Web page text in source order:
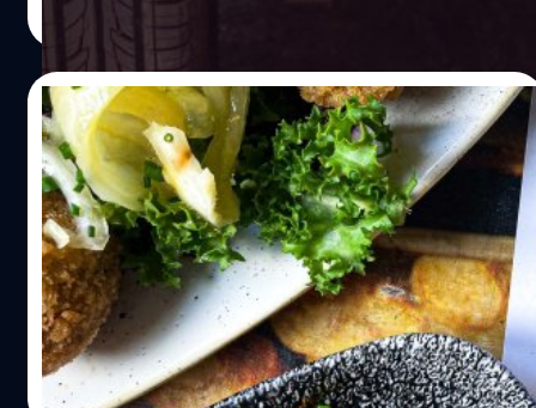
12/12/2022
ร้านอาหารในอังกฤษประกาศแสดงปริมาณ
ก๊าซเรือนกระจกในเมนูอาหาร
The Canteen ร้านอาหารมังสวิรัติเป็นแห่งแรกในประเทศ
อังกฤษ ที่เพิ่มปริมาณ Carbon Footprint หรือจำนวนก๊าซเรือน
กระจกในเมนูอาหารของร้าน
วาณิชชา สายเสมา| 1334 days ago
Read More